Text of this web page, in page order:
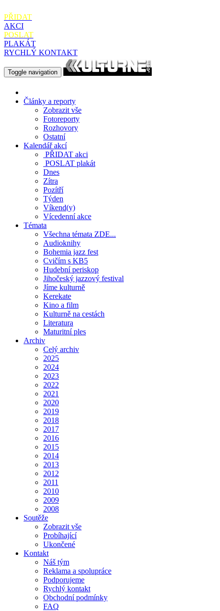
PŘIDAT
AKCI
POSLAT
PLAKÁT
RYCHLÝ KONTAKT
Toggle navigation
Články a reporty
Zobrazit vše
Fotoreporty
Rozhovory
Ostatní
Kalendář akcí
PŘIDAT akci
POSLAT plakát
Dnes
Zítra
Pozítří
Týden
Víkend(y)
Vícedenní akce
Témata
Všechna témata ZDE...
Audioknihy
Bohemia jazz fest
Cvičím s KB5
Hudební periskop
Jihočeský jazzový festival
Jíme kulturně
Kerekate
Kino a film
Kulturně na cestách
Literatura
Maturitní ples
Archiv
Celý archiv
2025
2024
2023
2022
2021
2020
2019
2018
2017
2016
2015
2014
2013
2012
2011
2010
2009
2008
Soutěže
Zobrazit vše
Probíhající
Ukončené
Kontakt
Náš tým
Reklama a spolupráce
Podporujeme
Rychlý kontakt
Obchodní podmínky
FAQ